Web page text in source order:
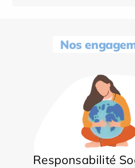
Nos
Responsabilité